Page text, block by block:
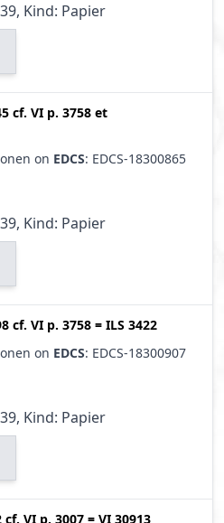
Kind: Papier
cf. VI p. 3758 et
on EDCS: EDCS-18300865
Kind: Papier
cf. VI p. 3758 = ILS 3422
on EDCS: EDCS-18300907
Kind: Papier
cf. VI p. 3007 = VI 30913